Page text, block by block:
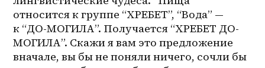
относится к группе “ХРЕБЕТ”, “Вода” —
к “ДО-МОГИЛА”. Получается “ХРЕБЕТ ДО-
МОГИЛА”. Скажи я вам это предложение
вначале, вы бы не поняли ничего, сочли бы